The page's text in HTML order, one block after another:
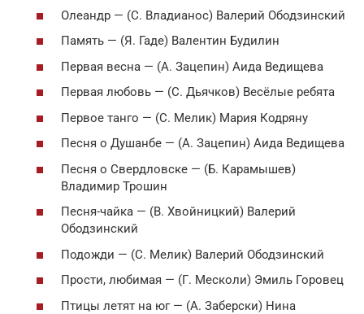
Олеандр — (С. Владианос) Валерий Ободзинский
Память — (Я. Гаде) Валентин Будилин
Первая весна — (А. Зацепин) Аида Ведищева
Первая любовь — (С. Дьячков) Весёлые ребята
Первое танго — (С. Мелик) Мария Кодряну
Песня о Душанбе — (А. Зацепин) Аида Ведищева
Песня о Свердловске — (Б. Карамышев)
Владимир Трошин
Песня-чайка — (В. Хвойницкий) Валерий
Ободзинский
Подожди — (С. Мелик) Валерий Ободзинский
Прости, любимая — (Г. Месколи) Эмиль Горовец
Птицы летят на юг — (А. Заберски) Нина